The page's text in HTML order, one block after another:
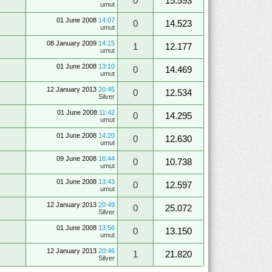
umut
01 June 2008 14:07
umut
0
14.523
08 January 2009 14:15
umut
1
12.177
01 June 2008 13:10
umut
0
14.469
12 January 2013 20:45
Silver
0
12.534
01 June 2008 11:42
umut
0
14.295
01 June 2008 14:20
umut
0
12.630
09 June 2008 16:44
umut
0
10.738
01 June 2008 13:43
umut
0
12.597
12 January 2013 20:49
Silver
0
25.072
01 June 2008 13:56
umut
0
13.150
12 January 2013 20:46
Silver
1 21.820